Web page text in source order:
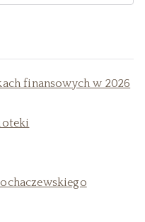
finansowych w 2026